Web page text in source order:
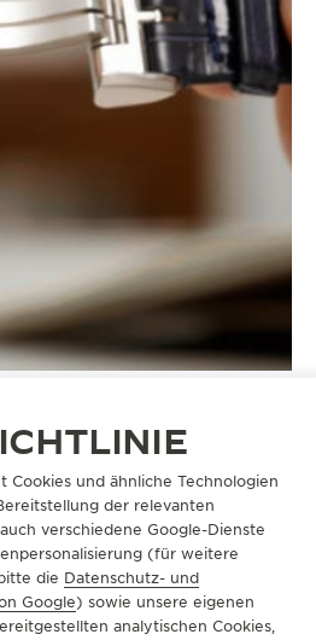
QC2196B6
Cookies und ähnliche Technologien
der relevanten
verschiedene Google-Dienste
(für weitere
die Datenschutz- und
Google) sowie unsere eigenen
analytischen Cookies,